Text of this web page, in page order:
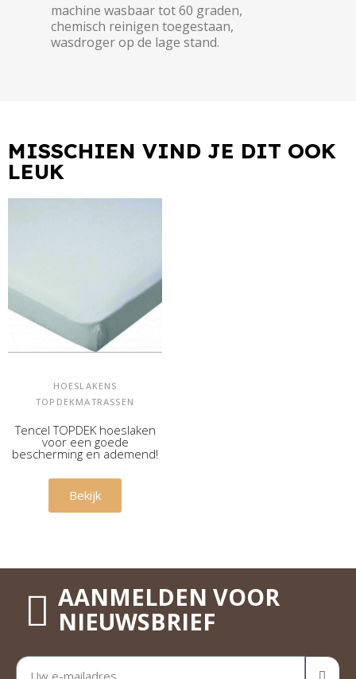
machine wasbaar tot 60 graden,
chemisch reinigen toegestaan,
wasdroger op de lage stand.
MISSCHIEN VIND JE DIT OOK
LEUK
HOESLAKENS
TOPDEKMATRASSEN
Tencel TOPDEK hoeslaken
voor een goede
bescherming en ademend!
€ 50,00
Bekijk
AANMELDEN VOOR
NIEUWSBRIEF